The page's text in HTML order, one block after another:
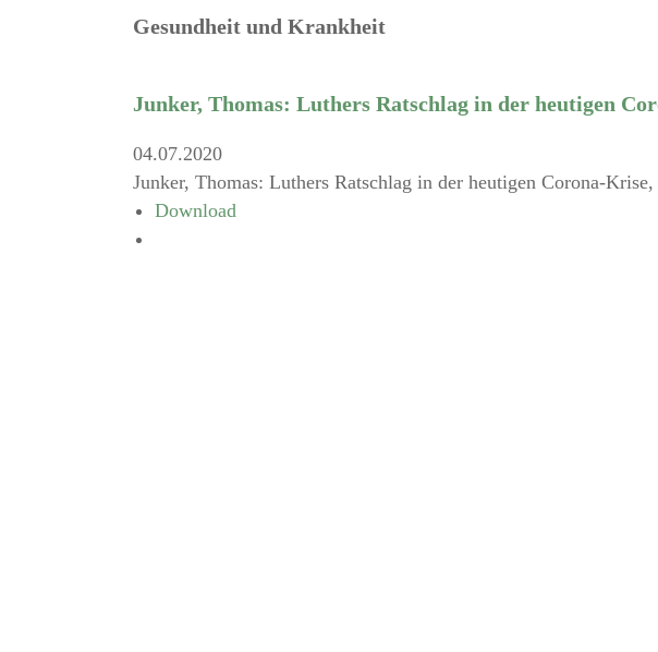
Gesundheit und Krankheit
Junker, Thomas: Luthers Ratschlag in der heutigen
04.07.2020
Junker, Thomas: Luthers Ratschlag in der heutigen Corona-
Download